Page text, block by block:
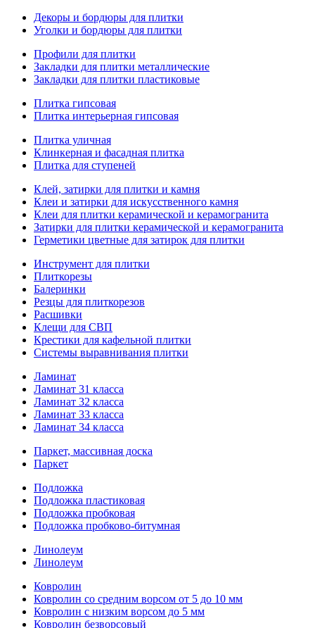
Декоры и бордюры для плитки
Уголки и бордюры для плитки
Профили для плитки
Закладки для плитки металлические
Закладки для плитки пластиковые
Плитка гипсовая
Плитка интерьерная гипсовая
Плитка уличная
Клинкерная и фасадная плитка
Плитка для ступеней
Клей, затирки для плитки и камня
Клеи и затирки для искусственного камня
Клеи для плитки керамической и керамогранита
Затирки для плитки керамической и керамогранита
Герметики цветные для затирок для плитки
Инструмент для плитки
Плиткорезы
Балеринки
Резцы для плиткорезов
Расшивки
Клещи для СВП
Крестики для кафельной плитки
Системы выравнивания плитки
Ламинат
Ламинат 31 класса
Ламинат 32 класса
Ламинат 33 класса
Ламинат 34 класса
Паркет, массивная доска
Паркет
Подложка
Подложка пластиковая
Подложка пробковая
Подложка пробково-битумная
Линолеум
Линолеум
Ковролин
Ковролин со средним ворсом от 5 до 10 мм
Ковролин с низким ворсом до 5 мм
Ковролин безворсовый